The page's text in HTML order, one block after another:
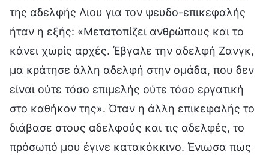
της αδελφής Λιου για τον ψευδο-επικεφαλής
ήταν η εξής: «Μετατοπίζει ανθρώπους και το
κάνει χωρίς αρχές. Έβγαλε την αδελφή Ζανγκ,
μα κράτησε άλλη αδελφή στην ομάδα, που δεν
είναι ούτε τόσο επιμελής ούτε τόσο εργατική
στο καθήκον της». Όταν η άλλη επικεφαλής το
διάβασε στους αδελφούς και τις αδελφές, το
πρόσωπό μου έγινε κατακόκκινο. Ένιωσα πως